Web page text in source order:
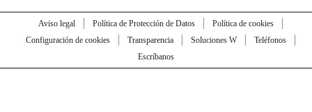
Aviso legal Política de Protección de Datos
Política de cookies
Configuración de cookies
Transparencia Soluciones W
Teléfonos
Escríbanos